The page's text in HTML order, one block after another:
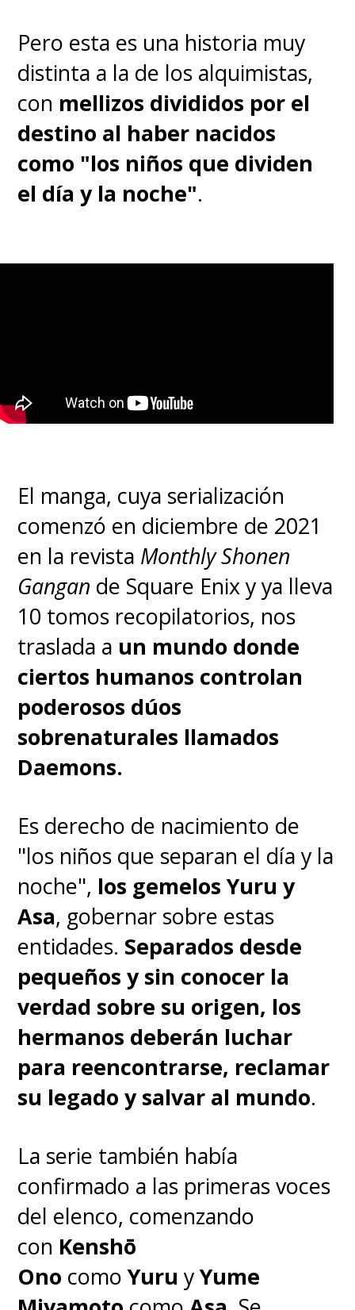
Pero esta es una historia muy
distinta a la de los alquimistas,
con mellizos divididos por el
destino al haber nacidos
como "los niños que dividen
el día y la noche".
El manga, cuya serialización
comenzó en diciembre de 2021
en la revista Monthly Shonen
Gangan de Square Enix y ya lleva
10 tomos recopilatorios, nos
traslada a un mundo donde
ciertos humanos controlan
poderosos dúos
sobrenaturales llamados
Daemons.
Es derecho de nacimiento de
"los niños que separan el día y la
noche", los gemelos Yuru y
Asa, gobernar sobre estas
entidades. Separados desde
pequeños y sin conocer la
verdad sobre su origen, los
hermanos deberán luchar
para reencontrarse, reclamar
su legado y salvar al mundo.
La serie también había
confirmado a las primeras voces
del elenco, comenzando
con Kenshō
Ono como YuruyYume